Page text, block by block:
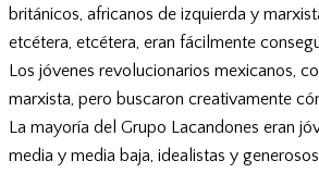
británicos, africanos de izquierda y
etcétera, etcétera, eran fácilmente
Los jóvenes revolucionarios mexicanos,
marxista, pero buscaron creativamente
La mayoría del Grupo Lacandones eran
media y media baja, idealistas y